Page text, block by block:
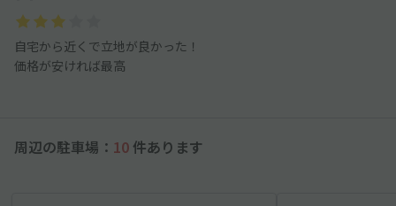
自宅から近くで立地が良かった！
価格が安ければ最高
周辺の駐車場： 10 件あります